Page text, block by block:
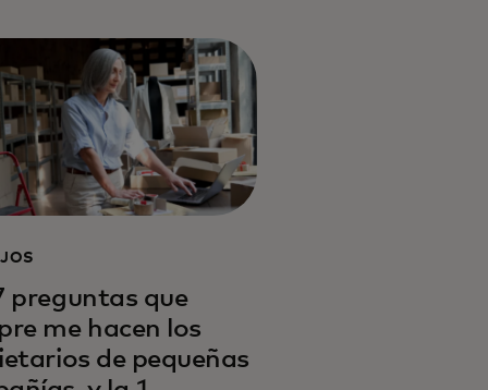
preguntas que
me hacen los
de pequeñas